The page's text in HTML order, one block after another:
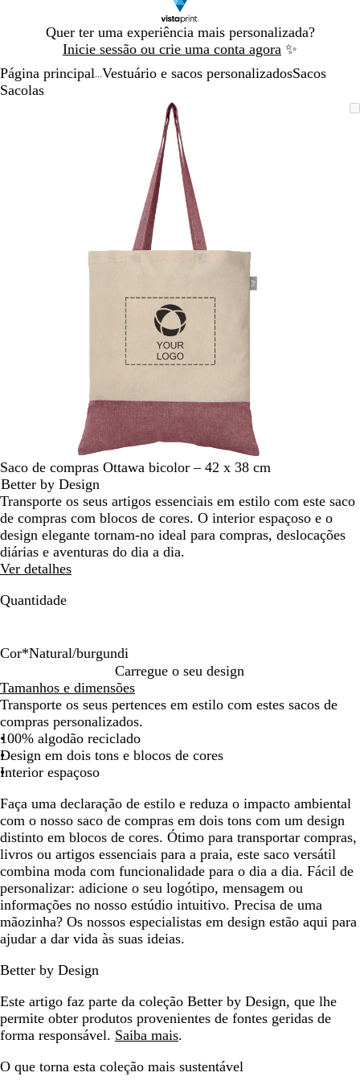
Quer ter uma experiência mais personalizada?
Inicie sessão ou crie uma conta agora ✨
Diapositivo
1
Página principal Vestuário e sacos personalizadosSacos
Sacolas
dimensionável
para
mínimo
para
expandir
as
teclas
de
menos
e
mais
para
fazer
zoom
teclas
de
seta
para
Saco de compras Ottawa bicolor – 42 x 38 cm
Better by Design
Transporte os seus artigos essenciais em estilo com este saco
de compras com blocos de cores. O interior espaçoso e o
design elegante tornam-no ideal para compras, deslocações
diárias e aventuras do dia a dia.
Ver detalhes
Quantidade
Cor*Natural/burgundi
a
t
u
r
a
l
a
z
u
l
m
a
r
i
n
o
a
t
u
r
a
l
b
u
r
g
u
n
d
i
a
t
u
r
a
l
c
i
n
z
a
Carregue o seu design
Tamanhos e dimensões
Transporte os seus pertences em estilo com estes sacos de
compras personalizados.
100% algodão reciclado
Design em dois tons e blocos de cores
Interior espaçoso
Faça uma declaração de estilo e reduza o impacto ambiental
com o nosso saco de compras em dois tons com um design
distinto em blocos de cores. Ótimo para transportar compras,
livros ou artigos essenciais para a praia, este saco versátil
combina moda com funcionalidade para o dia a dia. Fácil de
personalizar: adicione o seu logótipo, mensagem ou
informações no nosso estúdio intuitivo. Precisa de uma
mãozinha? Os nossos especialistas em design estão aqui para
ajudar a dar vida às suas ideias.
Better by Design
Este artigo faz parte da coleção Better by Design, que lhe
permite obter produtos provenientes de fontes geridas de
forma responsável. Saiba mais.
O que torna esta coleção mais sustentável